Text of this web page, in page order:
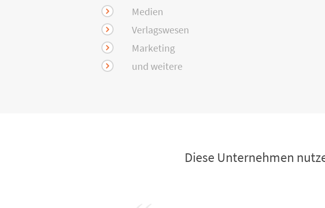
Medien
Verlagswesen
Marketing
und weitere
Diese Unternehmen